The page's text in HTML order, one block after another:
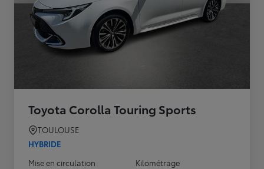
Toyota Corolla Touring Sports
TOULOUSE
HYBRIDE
Mise en circulation
Kilométrage